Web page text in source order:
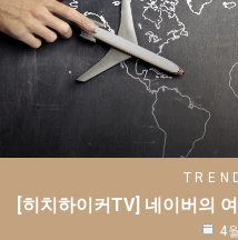
[히치하이커TV] 네이버의
4